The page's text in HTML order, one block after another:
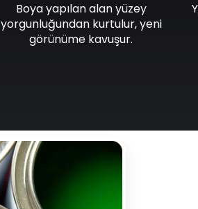
Boya yapılan alan yüzey
yorgunluğundan kurtulur, yeni
görünüme kavuşur.